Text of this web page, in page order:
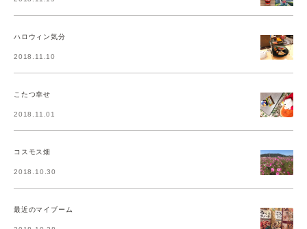
ハロウィン気分
2018.11.10
こたつ幸せ
2018.11.01
コスモス畑
2018.10.30
最近のマイブーム